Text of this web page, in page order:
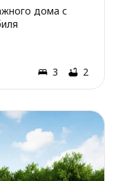
дома с
3 2